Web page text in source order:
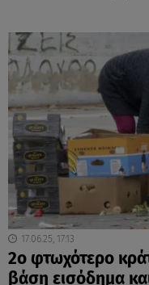
17.06.25, 17:13
2ο φτωχότερο
βάση εισόδημα